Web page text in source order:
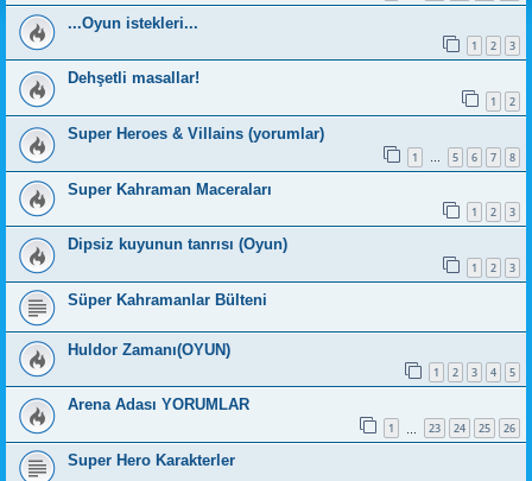
...Oyun istekleri...
1 2 3
Dehşetli masallar!
1 2
Super Heroes & Villains (yorumlar)
1 … 5 6 7 8
Super Kahraman Maceraları
1 2 3
Dipsiz kuyunun tanrısı (Oyun)
1 2 3
Süper Kahramanlar Bülteni
Huldor Zamanı(OYUN)
1 2 3 4 5
Arena Adası YORUMLAR
1 23 24 25 26
Super Hero Karakterler